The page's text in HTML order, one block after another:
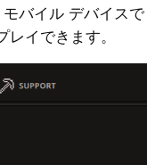
バイル デバイスで
イできます。